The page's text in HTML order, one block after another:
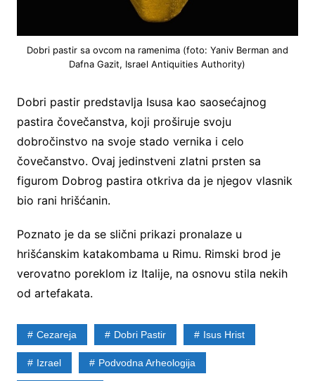
Dobri pastir sa ovcom na ramenima (foto: Yaniv Berman and
Dafna Gazit, Israel Antiquities Authority)
Dobri pastir predstavlja Isusa kao saosećajnog
pastira čovečanstva, koji proširuje svoju
dobročinstvo na svoje stado vernika i celo
čovečanstvo. Ovaj jedinstveni zlatni prsten sa
figurom Dobrog pastira otkriva da je njegov vlasnik
bio rani hrišćanin.
Poznato je da se slični prikazi pronalaze u
hrišćanskim katakombama u Rimu. Rimski brod je
verovatno poreklom iz Italije, na osnovu stila nekih
od artefakata.
Cezareja Dobri Pastir Isus Hrist
Izrael Podvodna Arheologija